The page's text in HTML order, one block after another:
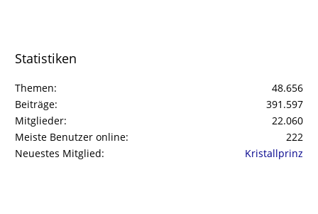
Statistiken
Themen
48.656
Beiträge
391.597
Mitglieder
22.060
Meiste Benutzer online
222
Neuestes Mitglied
Kristallprinz